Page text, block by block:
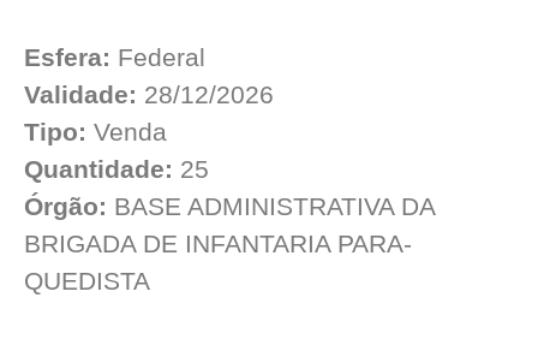
Esfera: Federal
Validade: 28/12/2026
Tipo: Venda
Quantidade: 25
Órgão: BASE ADMINISTRATIVA DA
BRIGADA DE INFANTARIA PARA-
QUEDISTA